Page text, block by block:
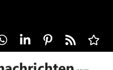
LinkedInPinterest
RSS-
Feed
Alle